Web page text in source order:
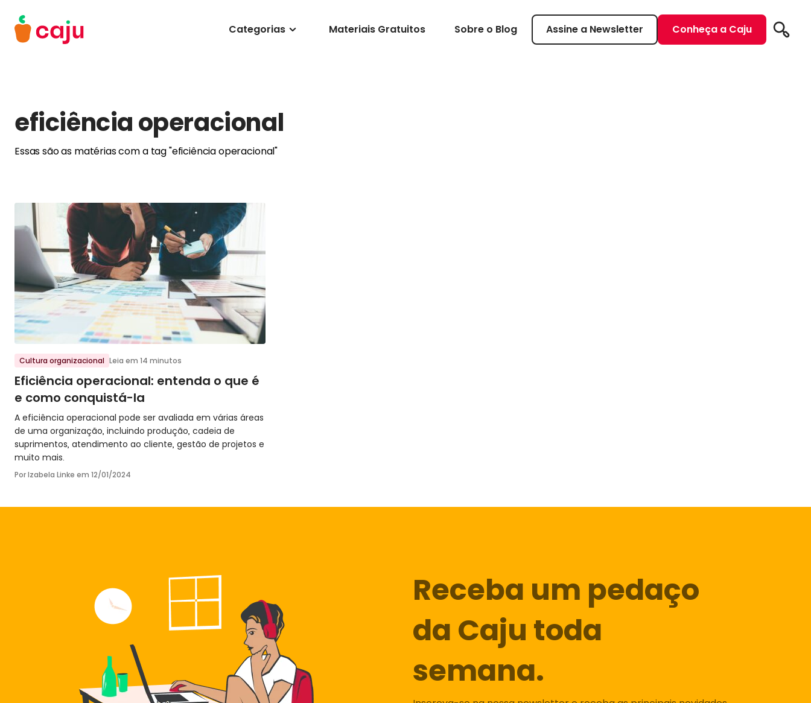
Menu Principal
Categorias Materiais Gratuitos Sobre o Blog Assine a Newsletter Conheça a Caju
eficiência operacional
Essas são as matérias com a tag "eficiência operacional"
Ir para o post
Cultura organizacional Leia em 14 minutos
Eficiência operacional: entenda o que é
e como conquistá-la
A eficiência operacional pode ser avaliada em várias áreas
de uma organização, incluindo produção, cadeia de
suprimentos, atendimento ao cliente, gestão de projetos e
muito mais.
Por Izabela Linke em 12/01/2024
Receba um pedaço
da Caju toda
semana.